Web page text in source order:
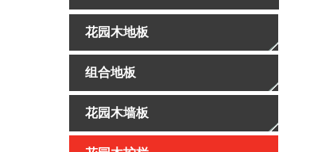
花园木地板
组合地板
花园木墙板